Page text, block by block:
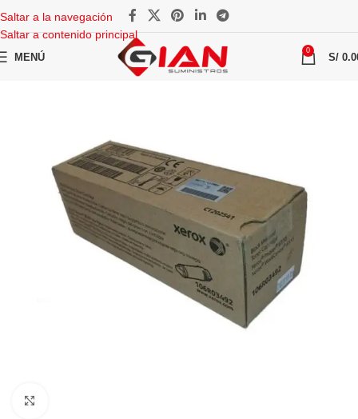
Saltar a la navegación
Saltar a contenido principal
MENÚ
0
S/